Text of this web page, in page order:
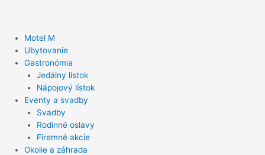
Motel M
Ubytovanie
Gastronómia
Jedálny lístok
Nápojový lístok
Eventy a svadby
Svadby
Rodinné oslavy
Firemné akcie
Okolie a záhrada